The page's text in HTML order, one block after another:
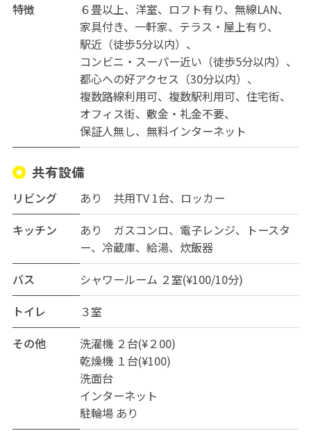
特徴
６畳以上 洋室 ロフト有り
無線LAN
家具付き
一軒家
テラス・屋上有り
駅近（徒歩5分以内）
コンビニ・スーパー近い（徒歩5分以内）
都心への好アクセス（30分以内）
複数路線利用可
複数駅利用可
住宅街
オフィス街
敷金・礼金不要
保証人無し
無料インターネット
共有設備
リビング
あり 共用TV 1台、ロッカー
キッチン
あり ガスコンロ、電子レンジ、トースタ
ー、冷蔵庫、給湯、炊飯器
バス
シャワールーム ２室(¥100/10分)
トイレ
３室
その他
洗濯機 ２台(¥２00)
乾燥機 １台(¥100)
洗面台
インターネット
駐輪場 あり